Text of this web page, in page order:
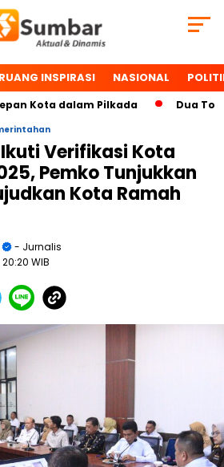
RUANG INSPIRASI NASIONAL
dalam Pilkada Dua Tokoh
Verifikasi Kota
Pemko Tunjukkan
Kota Ramah
- Jurnalis
WIB